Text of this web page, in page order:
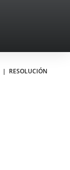
RESOLUCIÓN